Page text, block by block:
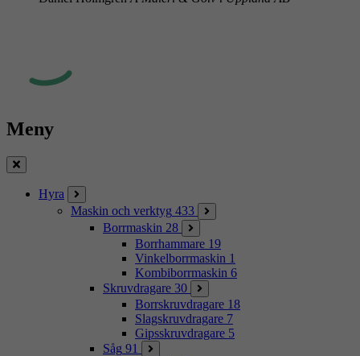
Meny
Stäng
Hyra
Maskin och verktyg 433
Borrmaskin 28
Borrhammare 19
Vinkelborrmaskin 1
Kombiborrmaskin 6
Skruvdragare 30
Borrskruvdragare 18
Slagskruvdragare 7
Gipsskruvdragare 5
Såg 91